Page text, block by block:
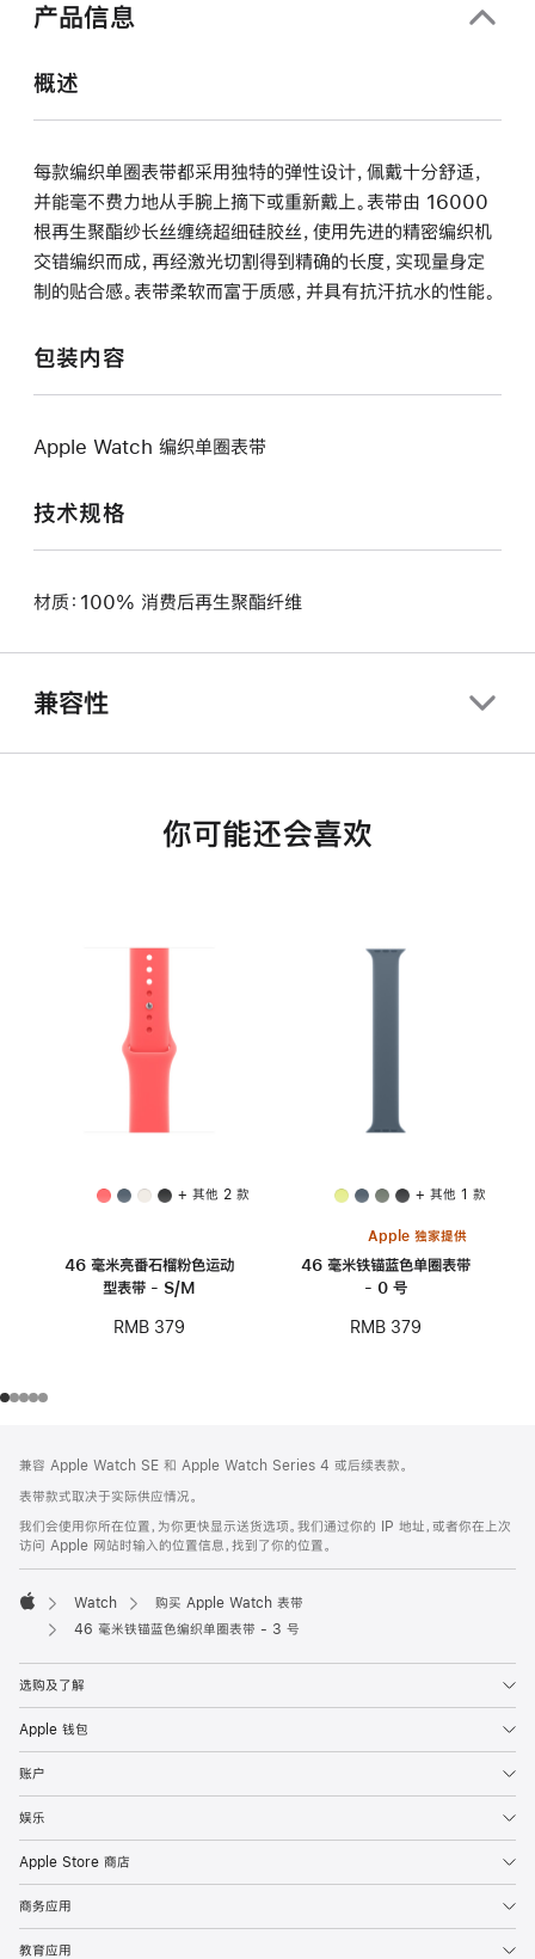
产品信息
概述
每款编织单圈表带都采用独特的弹性设计，佩戴十分舒适，
并能毫不费力地从手腕上摘下或重新戴上。表带由 16000
根再生聚酯纱长丝缠绕超细硅胶丝，使用先进的精密编织机
交错编织而成，再经激光切割得到精确的长度，实现量身定
制的贴合感。表带柔软而富于质感，并具有抗汗抗水的性能。
包装内容
Apple Watch 编织单圈表带
技术规格
材质：100% 消费后再生聚酯纤维
兼容性
你可能还会喜欢
+ 其他 2 款
46 毫米亮番石榴粉色运动
型表带 - S/M
RMB 379
+ 其他 1 款
Apple 独家提供
46 毫米铁锚蓝色单圈表带
- 0 号
RMB 379
页
页
脚
注
兼容 Apple Watch SE 和 Apple Watch Series 4 或后续表款。
表带款式取决于实际供应情况。
我们会使用你所在位置，为你更快显示送货选项。我们通过你的 IP 地址，或者你在上次
访问 Apple 网站时输入的位置信息，找到了你的位置。
Apple
Watch
购买 Apple Watch 表带
46 毫米铁锚蓝色编织单圈表带 - 3 号
选购及了解
Apple 钱包
账户
娱乐
Apple Store 商店
商务应用
教育应用